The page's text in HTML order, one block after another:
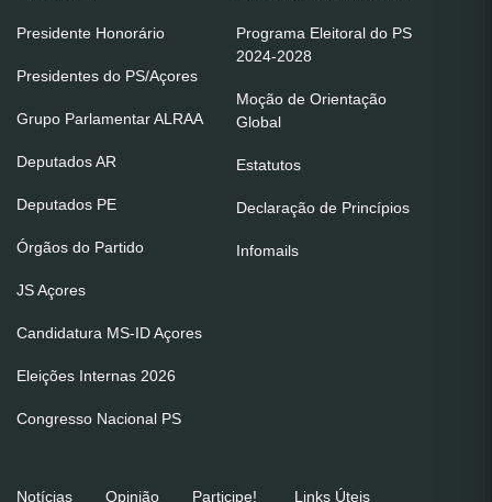
Presidente Honorário
Presidentes do PS/Açores
Grupo Parlamentar ALRAA
Deputados AR
Deputados PE
Órgãos do Partido
JS Açores
Candidatura MS-ID Açores
Eleições Internas 2026
Congresso Nacional PS
Programa Eleitoral do PS
2024-2028
Moção de Orientação
Global
Estatutos
Declaração de Princípios
Infomails
Notícias Opinião Participe! Links Úteis